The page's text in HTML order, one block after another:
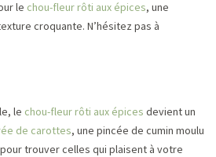
le chou-fleur rôti aux épices, une
croquante. N’hésitez pas à
le chou-fleur rôti aux épices devient un
de carottes, une pincée de cumin moulu
trouver celles qui plaisent à votre